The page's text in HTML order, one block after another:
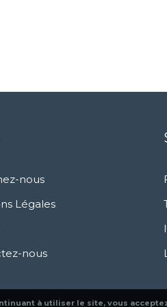
nous
Légales
nous
à utiliser le site, vous